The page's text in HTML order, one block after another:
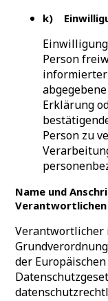
k)
Person
informierter
Erklärung
Person zu
Name und
Verantwortlichen
Verantwortlicher
der